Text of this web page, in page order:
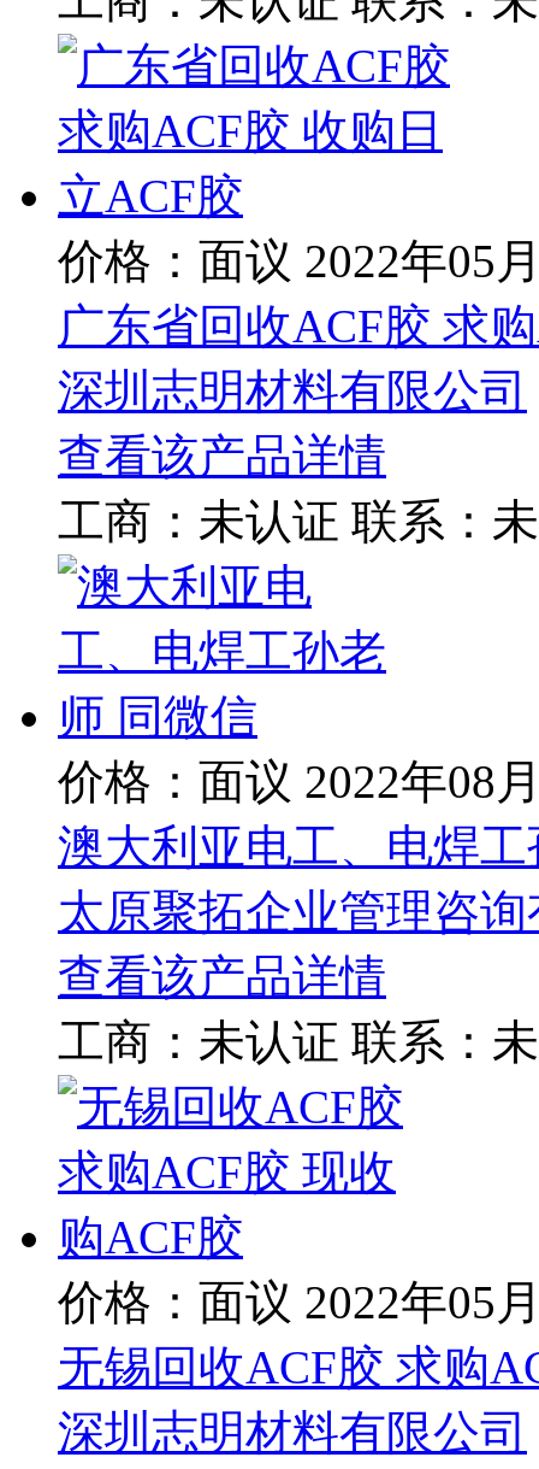
价格：面议 2022年05
广东省回收ACF胶 求
深圳志明材料有限公司
查看该产品详情
工商： 未认证 联系：
价格：面议 2022年08
澳大利亚电工、电焊
太原聚拓企业管理咨
查看该产品详情
工商： 未认证 联系：
价格：面议 2022年05
无锡回收ACF胶 求购
深圳志明材料有限公司